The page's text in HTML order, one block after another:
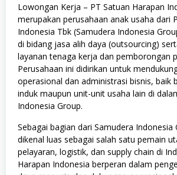
Lowongan Kerja – PT Satuan Harapan
merupakan perusahaan anak usaha dari
Indonesia Tbk (Samudera Indonesia
di bidang jasa alih daya (outsourcing)
layanan tenaga kerja dan pemborongan
Perusahaan ini didirikan untuk
operasional dan administrasi bisnis, baik
induk maupun unit-unit usaha lain di
Indonesia Group.
Sebagai bagian dari Samudera Indonesia
dikenal luas sebagai salah satu pemain
pelayaran, logistik, dan supply chain di
Harapan Indonesia berperan dalam